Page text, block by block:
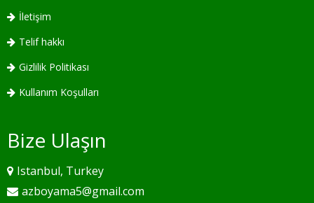
İletişim
Telif hakkı
Gizlilik Politikası
Kullanım Koşulları
Bize Ulaşın
Istanbul, Turkey
azboyama5@gmail.com